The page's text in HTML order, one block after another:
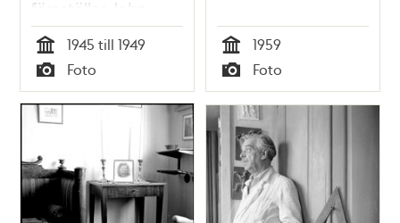
föreställer John
Ericsson
Tid
1945 till 1949
Typ
Foto Tid
1959
Typ
Foto